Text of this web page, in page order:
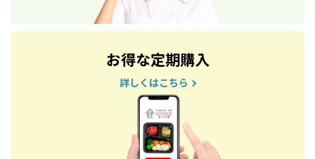
お得な定期購入
詳しくはこちら